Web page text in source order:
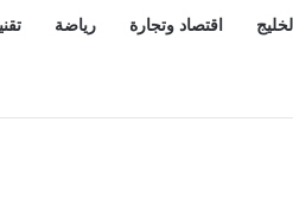
اقتصاد وتجارة رياضة
سمع الخبر